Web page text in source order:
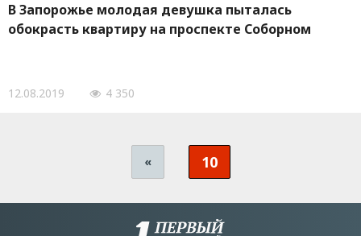
В Запорожье молодая девушка пыталась
обокрасть квартиру на проспекте Соборном
12.08.2019 4 350
« 10